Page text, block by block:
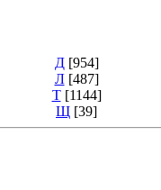
Д [954]
Л [487]
Т [1144]
Щ [39]